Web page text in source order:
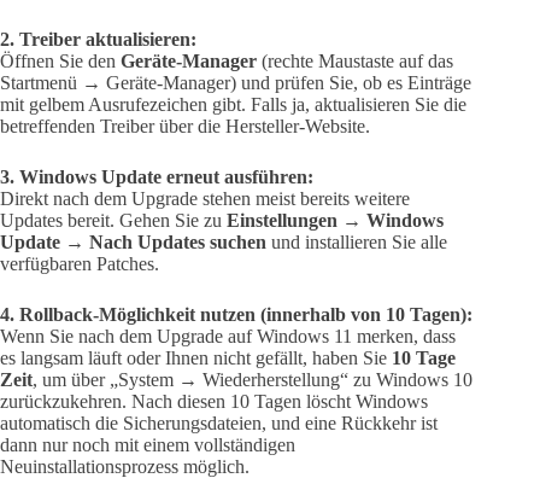
2. Treiber aktualisieren:
Öffnen Sie den Geräte-Manager (rechte Maustaste auf das
Startmenü → Geräte-Manager) und prüfen Sie, ob es Einträge
mit gelbem Ausrufezeichen gibt. Falls ja, aktualisieren Sie die
betreffenden Treiber über die Hersteller-Website.
3. Windows Update erneut ausführen:
Direkt nach dem Upgrade stehen meist bereits weitere
Updates bereit. Gehen Sie zu Einstellungen → Windows
Update → Nach Updates suchen und installieren Sie alle
verfügbaren Patches.
4. Rollback-Möglichkeit nutzen (innerhalb von 10 Tagen):
Wenn Sie nach dem Upgrade auf Windows 11 merken, dass
es langsam läuft oder Ihnen nicht gefällt, haben Sie 10 Tage
Zeit, um über „System → Wiederherstellung“ zu Windows 10
zurückzukehren. Nach diesen 10 Tagen löscht Windows
automatisch die Sicherungsdateien, und eine Rückkehr ist
dann nur noch mit einem vollständigen
Neuinstallationsprozess möglich.